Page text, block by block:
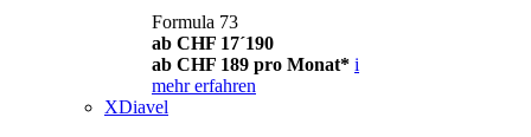
Formula 73
ab CHF 17´190
ab CHF 189 pro Monat* i
mehr erfahren
XDiavel